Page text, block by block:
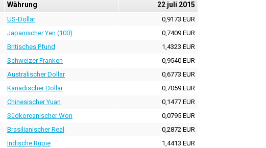
Währung 22 juli 2015
US-Dollar
0,9173 EUR
Japanischer Yen (100)
0,7409 EUR
Britisches Pfund
1,4323 EUR
Schweizer Franken
0,9540 EUR
Australischer Dollar
0,6773 EUR
Kanadischer Dollar
0,7059 EUR
Chinesischer Yuan
0,1477 EUR
Südkoreanischer Won
0,0795 EUR
Brasilianischer Real
0,2872 EUR
Indische Rupie
1,4413 EUR